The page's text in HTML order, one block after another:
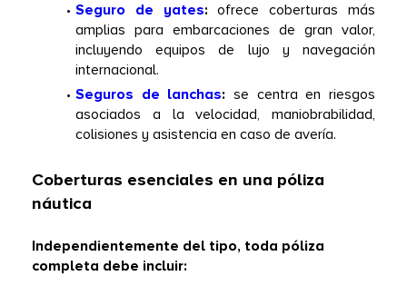
Seguro de yates: ofrece coberturas más
amplias para embarcaciones de gran valor,
incluyendo equipos de lujo y navegación
internacional.
Seguros de lanchas: se centra en riesgos
asociados a la velocidad, maniobrabilidad,
colisiones y asistencia en caso de avería.
Coberturas esenciales en una póliza
náutica
Independientemente del tipo, toda póliza
completa debe incluir: